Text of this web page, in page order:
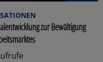
zur Bewältigung